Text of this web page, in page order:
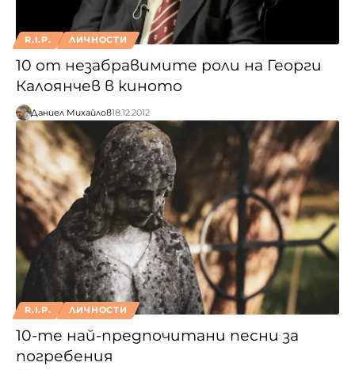
R.I.P. ЛИЧНОСТИ
10 от незабравимите роли на Георги
Калоянчев в киното
Даниел Михайлов18.12.2012
R.I.P. ЛИЧНОСТИ
10-те най-предпочитани песни за
погребения